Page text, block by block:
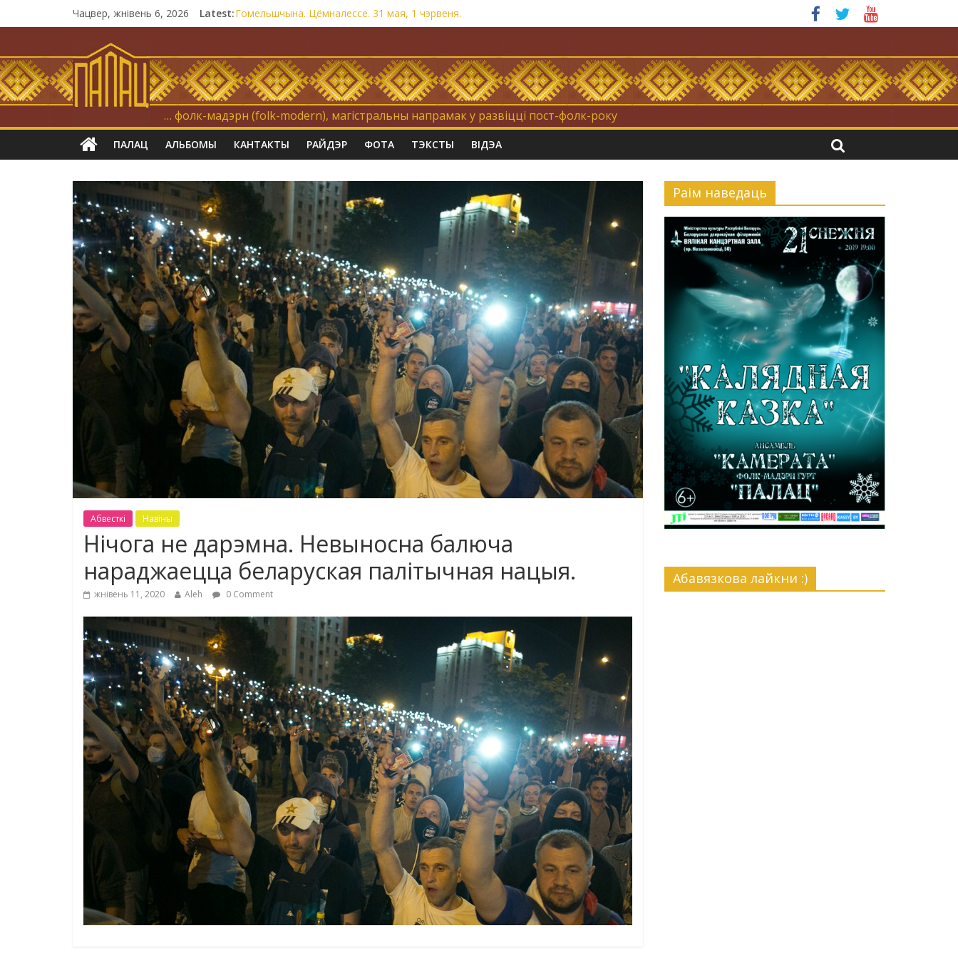
Чацвер, жнівень 6, 2026 Latest:Гомельшчына. Цёмналессе. 31 мая, 1 чэрвеня.
Нічога не дарэмна. Невыносна балюча нараджаецца беларуская палітычная нацыя.
21 снежня
Новы самотнік «Коцік-бомж»
… фолк-мадэрн (folk-modern), магістральны напрамак у развіцці пост-фолк-року
ПАЛАЦ АЛЬБОМЫ КАНТАКТЫ РАЙДЭР ФОТА ТЭКСТЫ ВІДЭА
Абвесткі Навіны
Нічога не дарэмна. Невыносна балюча
нараджаецца беларуская палітычная нацыя.
жнівень 11, 2020 Aleh 0 Comment
Раiм наведаць
Абавязкова лайкни :)